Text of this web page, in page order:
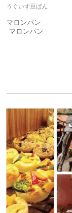
うぐいす豆ぱん
マロンパン
マロンパン